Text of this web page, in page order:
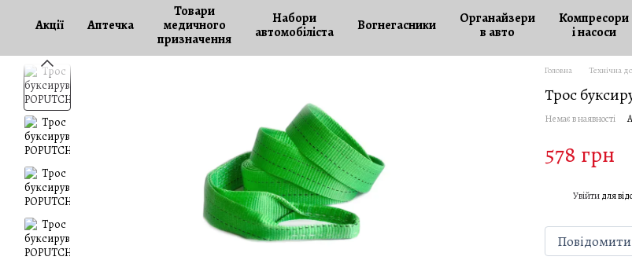
Акції Аптечка
Товари
медичного
призначення
Набори
автомобіліста
Вогнегасники
Органайзери
в авто
Компресори
і насоси
Головна Технічна
Трос
Немає в наявності
578 грн
Увійтидля